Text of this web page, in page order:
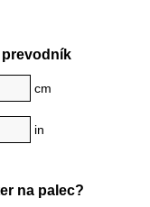
prevodník
cm
in
na palec?